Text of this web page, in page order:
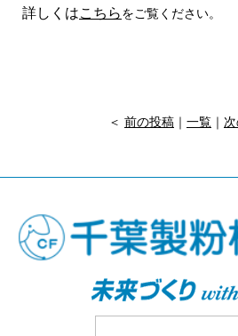
詳しくはこちら をご覧ください。
＜ 前の投稿 一覧